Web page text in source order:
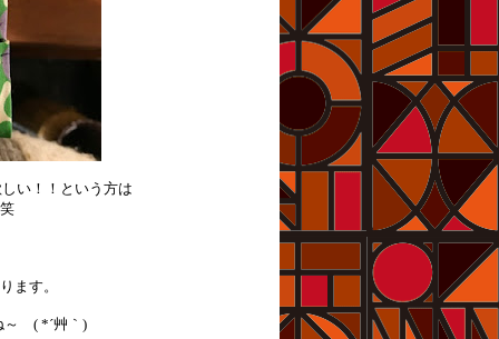
い！！という方は
ます。
～ ( *´艸｀)